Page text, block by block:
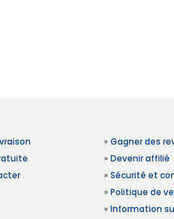
» Gagner des
» Devenir affilié
» Sécurité et
» Politique de
» Information